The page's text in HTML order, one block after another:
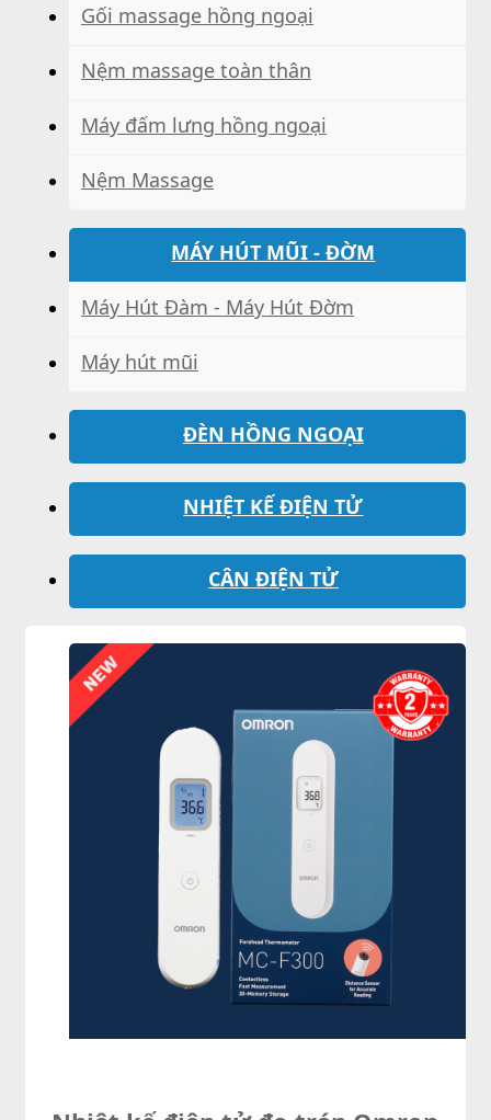
Gối massage hồng ngoại
Nệm massage toàn thân
Máy đấm lưng hồng ngoại
Nệm Massage
MÁY HÚT MŨI - ĐỜM
Máy Hút Đàm - Máy Hút Đờm
Máy hút mũi
ĐÈN HỒNG NGOẠI
NHIỆT KẾ ĐIỆN TỬ
CÂN ĐIỆN TỬ